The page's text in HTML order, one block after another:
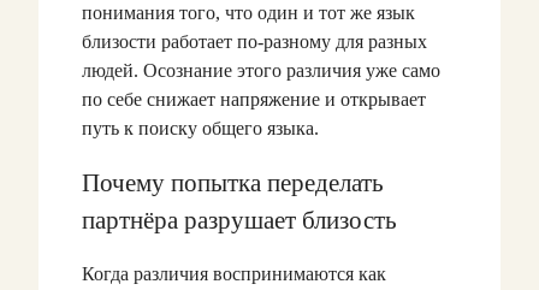
понимания того, что один и тот же язык
близости работает по-разному для разных
людей. Осознание этого различия уже само
по себе снижает напряжение и открывает
путь к поиску общего языка.
Почему попытка переделать
партнёра разрушает близость
Когда различия воспринимаются как